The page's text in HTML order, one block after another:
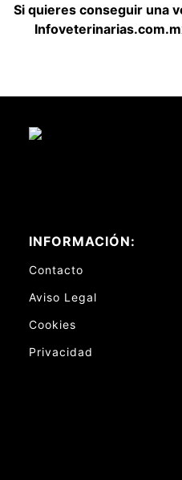
Si quieres conseguir una
INFORMACIÓN:
Contacto
Aviso Legal
Cookies
Privacidad